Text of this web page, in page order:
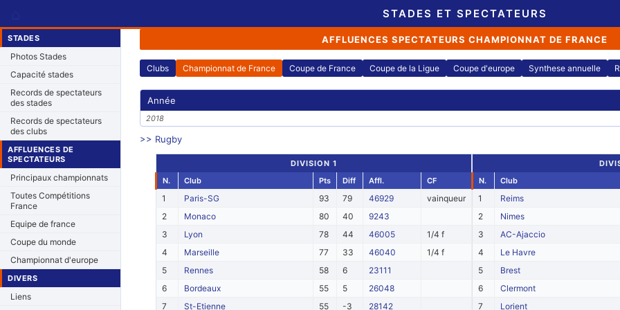
STADES ET SPECTATEURS
STADES
Photos Stades
Capacité stades
Records de spectateurs
des stades
Records de spectateurs
des clubs
AFFLUENCES DE
SPECTATEURS
Principaux championnats
Toutes Compétitions
France
Equipe de france
Coupe du monde
Championnat d'europe
DIVERS
Liens
AFFLUENCES SPECTATEURS CHAMPIONNAT DE FRANCE
Clubs Championnat de France Coupe de France Coupe de la Ligue Coupe d'europe Synthese annuelle
Année
2018
>> Rugby
DIVISION 1
N.
Club Pts Diff Affl. CF
1 Paris-SG 93 79 46929
vainqueur
2
Monaco 80 40
9243
3
Lyon 78 44 46005
1/4 f
4
Marseille 77 33 46040
1/4 f
5
Rennes 58 6
23111
6
Bordeaux 55 5
26048
7
St-Etienne 55 -3 28142
N.
Club
1
Reims
2
Nimes
3
AC-Ajaccio
4
Le Havre
5
Brest
6
Clermont
7
Lorient